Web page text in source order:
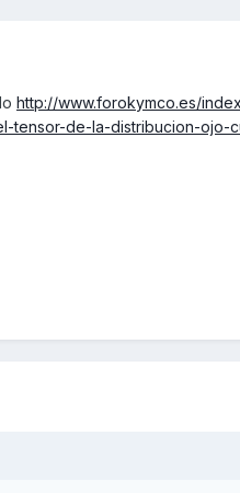
http://www.forokymco.es/
tensor-de-la-distribucion-ojo-